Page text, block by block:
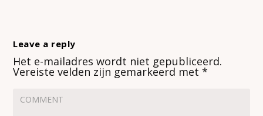
Leave a reply
Het e-mailadres wordt niet gepubliceerd.
Vereiste velden zijn gemarkeerd met*